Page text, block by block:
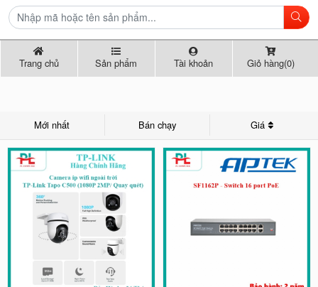
Trang chủ Sản phẩm Tài khoản Giỏ hàng(0)
Mới nhất Bán chạy Giá